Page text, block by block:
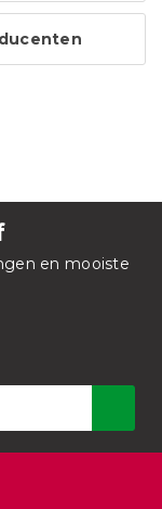
en mooiste